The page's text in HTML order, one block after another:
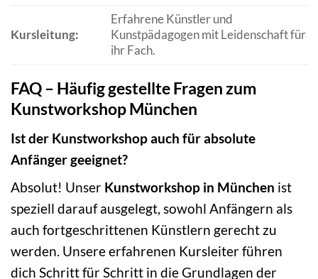
Kursleitung:
Erfahrene Künstler und
Kunstpädagogen mit Leidenschaft für
ihr Fach.
FAQ – Häufig gestellte Fragen zum
Kunstworkshop München
Ist der Kunstworkshop auch für absolute
Anfänger geeignet?
Absolut! Unser Kunstworkshop in München ist
speziell darauf ausgelegt, sowohl Anfängern als
auch fortgeschrittenen Künstlern gerecht zu
werden. Unsere erfahrenen Kursleiter führen
dich Schritt für Schritt in die Grundlagen der